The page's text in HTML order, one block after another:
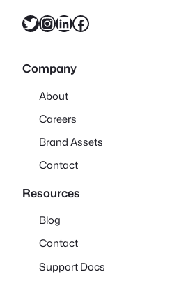
X InstagramLinkedIn Facebook
Company
About
Careers
Brand Assets
Contact
Resources
Blog
Contact
Support Docs